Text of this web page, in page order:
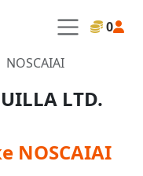
0
NOSCAIAI
LTD.
NOSCAIAI